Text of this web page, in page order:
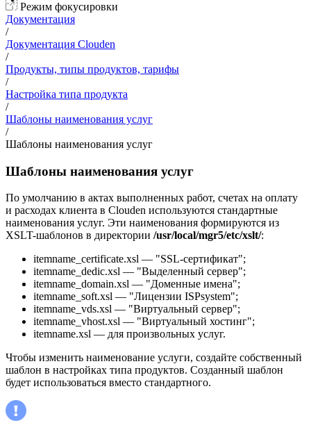
Режим фокусировки
Документация
/
Документация Clouden
/
Продукты, типы продуктов, тарифы
/
Настройка типа продукта
/
Шаблоны наименования услуг
/
Шаблоны наименования услуг
Шаблоны наименования услуг
По умолчанию в актах выполненных работ, счетах на оплату
и расходах клиента в Clouden используются стандартные
наименования услуг. Эти наименования формируются из
XSLT-шаблонов в директории /usr/local/mgr5/etc/xslt/:
itemname_certificate.xsl — "SSL-сертификат";
itemname_dedic.xsl — "Выделенный сервер";
itemname_domain.xsl — "Доменные имена";
itemname_soft.xsl — "Лицензии ISPsystem";
itemname_vds.xsl — "Виртуальный сервер";
itemname_vhost.xsl — "Виртуальный хостинг";
itemname.xsl — для произвольных услуг.
Чтобы изменить наименование услуги, создайте собственный
шаблон в настройках типа продуктов. Созданный шаблон
будет использоваться вместо стандартного.